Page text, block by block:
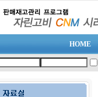
HOME